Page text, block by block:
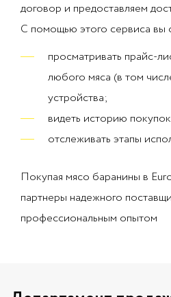
договор и предоставляем
С помощью этого сервиса вы
просматривать прайс-
любого мяса (в том
устройства;
видеть историю
отслеживать этапы
Покупая мясо баранины в
партнеры надежного
профессиональным опытом